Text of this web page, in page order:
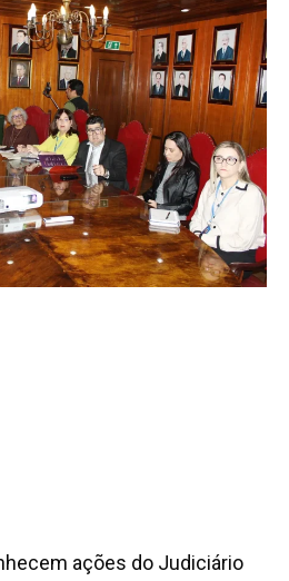
ações do Judiciário